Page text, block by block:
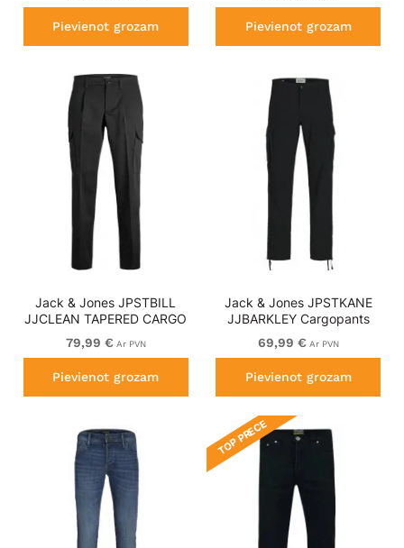
Pievienot grozam Pievienot grozam
Jack & Jones JPSTBILL
JJCLEAN TAPERED CARGO
TROUSERS Black
79,99 € Ar PVN
Pievienot grozam
Jack & Jones JPSTKANE
JJBARKLEY Cargopants
Black
69,99 € Ar PVN
Pievienot grozam
TOP PRECE